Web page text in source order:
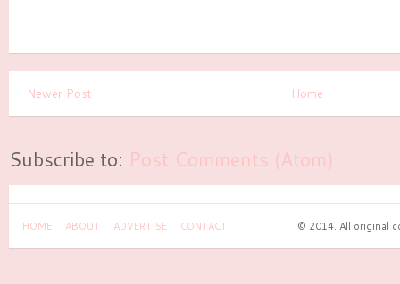
Newer Post Home
Subscribe to: Post Comments (Atom)
HOME ABOUT ADVERTISE CONTACT © 2014. All original